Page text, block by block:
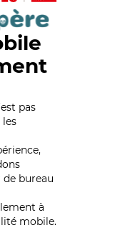
pas
bureau
à
mobile.